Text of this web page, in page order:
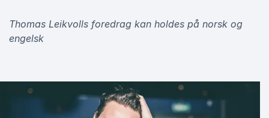
Thomas Leikvolls foredrag kan holdes på norsk og
engelsk